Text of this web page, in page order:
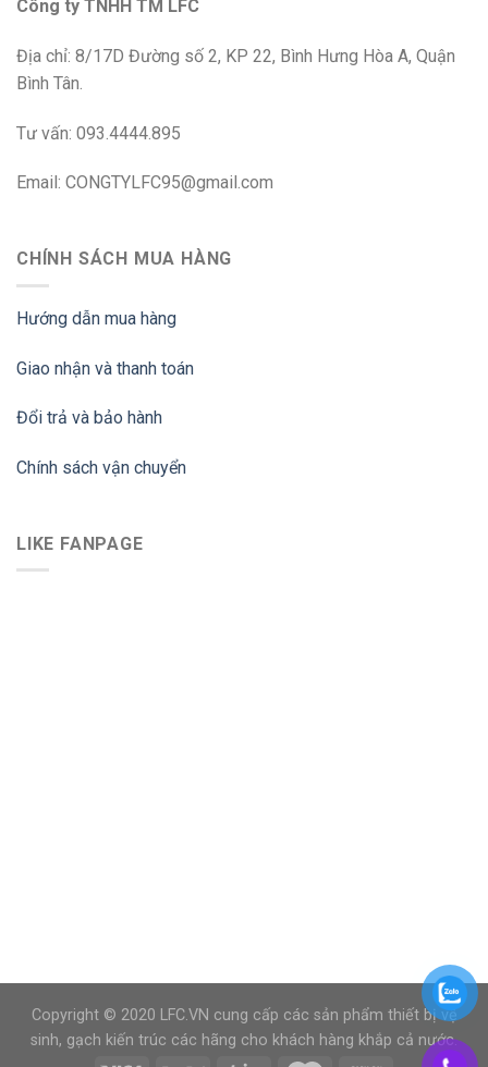
Công ty TNHH TM LFC
Địa chỉ: 8/17D Đường số 2, KP 22, Bình Hưng Hòa A, Quận
Bình Tân.
Tư vấn: 093.4444.895
Email: CONGTYLFC95@gmail.com
CHÍNH SÁCH MUA HÀNG
Hướng dẫn mua hàng
Giao nhận và thanh toán
Đổi trả và bảo hành
Chính sách vận chuyển
LIKE FANPAGE
Copyright © 2020 LFC.VN cung cấp các sản phẩm thiết bị vệ
sinh, gạch kiến trúc các hãng cho khách hàng khắp cả nước.